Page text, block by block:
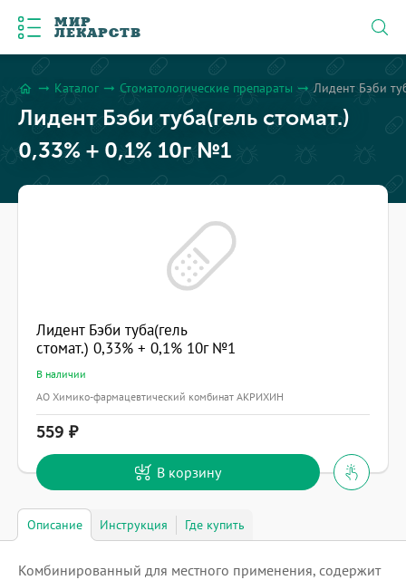
МИР
ЛЕКАРСТВ
home arrow_right_alt Каталог arrow_right_alt Стоматологические препараты arrow_right_alt Лидент Бэби
Лидент Бэби туба(гель стомат.)
0,33% + 0,1% 10г №1
Лидент Бэби туба(гель
стомат.) 0,33% + 0,1% 10г №1
В наличии
АО Химико-фармацевтический комбинат АКРИХИН
559
В корзину
Описание Инструкция Где купить
Комбинированный для местного применения, содержит